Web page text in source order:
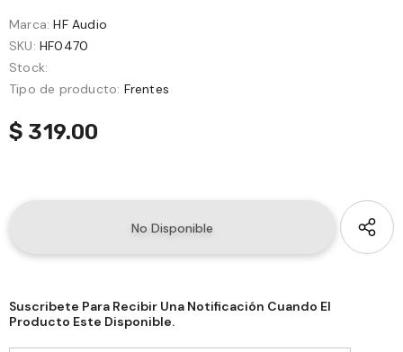
Marca: HF Audio
SKU: HF0470
Stock:
Tipo de producto: Frentes
$ 319.00
Suscribete Para Recibir Una Notificación Cuando El
Producto Este Disponible.